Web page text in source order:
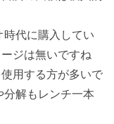
代に購入してい
ジは無いですね
用する方が多いで
解もレンチ一本